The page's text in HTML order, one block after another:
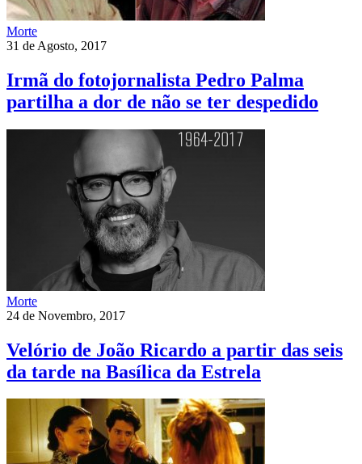
Morte
31 de Agosto, 2017
Irmã do fotojornalista Pedro Palma
partilha a dor de não se ter despedido
Morte
24 de Novembro, 2017
Velório de João Ricardo a partir das seis
da tarde na Basílica da Estrela